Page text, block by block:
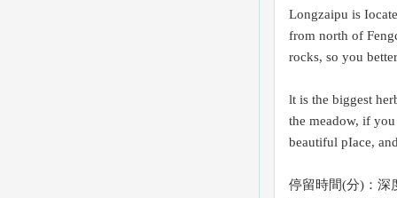
Longzaipu is
from north of
rocks, so you
lt is the biggest
the meadow, if
beautiful pIace,
停留時間(分)：深